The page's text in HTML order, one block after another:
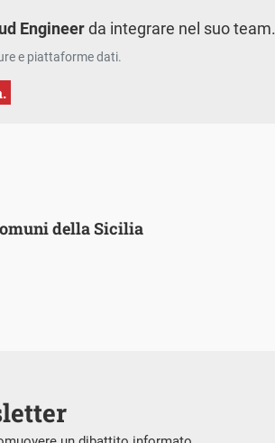
Engineerda integrare nel suo team.
e piattaforme dati.
della Sicilia